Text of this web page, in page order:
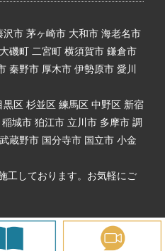
沢市 茅ヶ崎市 大和市 海老名市
磯町 二宮町 横須賀市 鎌倉市
秦野市 厚木市 伊勢原市 愛川
黒区 杉並区 練馬区 中野区 新宿
城市 狛江市 立川市 多摩市 調
蔵野市 国分寺市 国立市 小金
工しております。お気軽にご
reserved.